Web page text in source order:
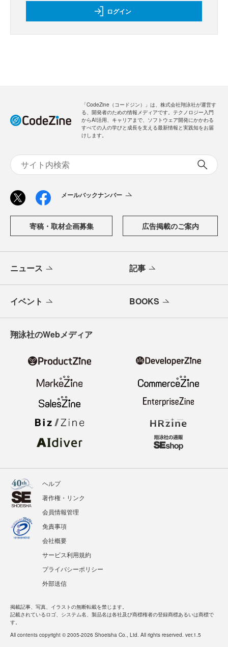
ログイン
「CodeZine（コードジン）」は、株式会社翔泳社が運営す
る、開発者のための情報メディアです。テクノロジー入門
からAI活用、キャリアまで、ソフトウェア開発にかかわる
すべての人の学びと成長を支える最新情報と実践知をお届
けします。
メールバックナンバー
寄稿・取材企画募集 広告掲載のご案内
ニュース 記事
イベント BOOKS
翔泳社のWebメディア
ヘルプ
著作権・リンク
会員情報管理
免責事項
会社概要
サービス利用規約
プライバシーポリシー
外部送信
掲載記事、写真、イラストの無断転載を禁じます。
記載されているロゴ、システム名、製品名は各社及び商標権者の登録商標あるいは商標で
す。
All contents copyright © 2005-2026 Shoeisha Co., Ltd. All rights reserved. ver.1.5